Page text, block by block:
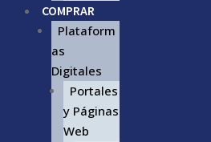
COMPRAR
Plataform
as
Digitales
Portales
y Páginas
Web